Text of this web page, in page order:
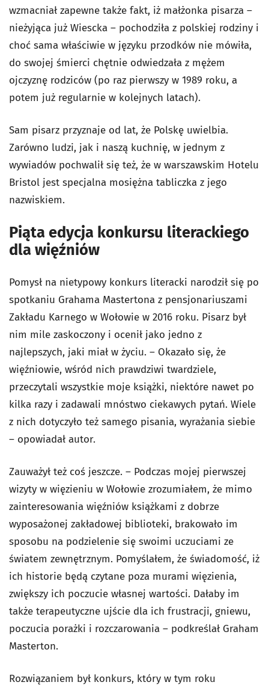
wzmacniał zapewne także fakt, iż małżonka pisarza –
nieżyjąca już Wiescka – pochodziła z polskiej rodziny i
choć sama właściwie w języku przodków nie mówiła,
do swojej śmierci chętnie odwiedzała z mężem
ojczyznę rodziców (po raz pierwszy w 1989 roku, a
potem już regularnie w kolejnych latach).
Sam pisarz przyznaje od lat, że Polskę uwielbia.
Zarówno ludzi, jak i naszą kuchnię, w jednym z
wywiadów pochwalił się też, że w warszawskim Hotelu
Bristol jest specjalna mosiężna tabliczka z jego
nazwiskiem.
Piąta edycja konkursu literackiego
dla więźniów
Pomysł na nietypowy konkurs literacki narodził się po
spotkaniu Grahama Mastertona z pensjonariuszami
Zakładu Karnego w Wołowie w 2016 roku. Pisarz był
nim mile zaskoczony i ocenił jako jedno z
najlepszych, jaki miał w życiu. – Okazało się, że
więźniowie, wśród nich prawdziwi twardziele,
przeczytali wszystkie moje książki, niektóre nawet po
kilka razy i zadawali mnóstwo ciekawych pytań. Wiele
z nich dotyczyło też samego pisania, wyrażania siebie
– opowiadał autor.
Zauważył też coś jeszcze. – Podczas mojej pierwszej
wizyty w więzieniu w Wołowie zrozumiałem, że mimo
zainteresowania więźniów książkami z dobrze
wyposażonej zakładowej biblioteki, brakowało im
sposobu na podzielenie się swoimi uczuciami ze
światem zewnętrznym. Pomyślałem, że świadomość, iż
ich historie będą czytane poza murami więzienia,
zwiększy ich poczucie własnej wartości. Dałaby im
także terapeutyczne ujście dla ich frustracji, gniewu,
poczucia porażki i rozczarowania – podkreślał Graham
Masterton.
Rozwiązaniem był konkurs, który w tym roku